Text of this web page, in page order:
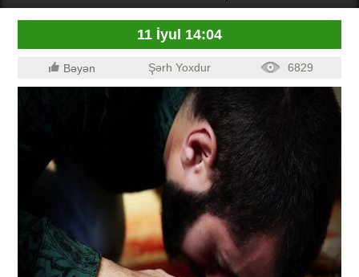
11 İyul 14:04
Bəyən Şərh Yoxdur 6829